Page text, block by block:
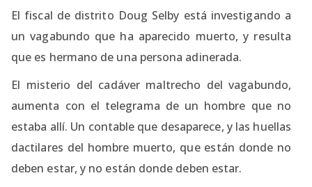
El fiscal de distrito Doug Selby está investigando a
un vagabundo que ha aparecido muerto, y resulta
que es hermano de una persona adinerada.
El misterio del cadáver maltrecho del vagabundo,
aumenta con el telegrama de un hombre que no
estaba allí. Un contable que desaparece, y las huellas
dactilares del hombre muerto, que están donde no
deben estar, y no están donde deben estar.